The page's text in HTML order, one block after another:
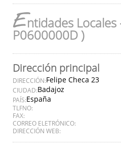
Entidades Locales
P0600000D )
Dirección principal
DIRECCIÓN:Felipe Checa 23
CIUDAD:Badajoz
PAÍS:España
TLFNO:
FAX:
CORREO ELETRÓNICO:
DIRECCIÓN WEB: